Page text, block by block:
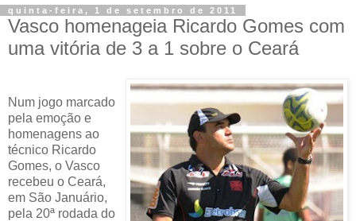
quinta-feira, 1 de setembro de 2011
Vasco homenageia Ricardo Gomes com
uma vitória de 3 a 1 sobre o Ceará
Num jogo marcado
pela emoção e
homenagens ao
técnico Ricardo
Gomes, o Vasco
recebeu o Ceará,
em São Januário,
pela 20ª rodada do